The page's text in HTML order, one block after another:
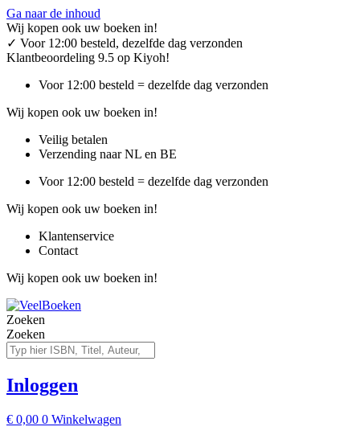
Ga naar de inhoud
Wij kopen ook uw boeken in!
✓ Voor 12:00 besteld, dezelfde dag verzonden
Klantbeoordeling 9.5 op Kiyoh!
Voor 12:00 besteld = dezelfde dag verzonden
Wij kopen ook uw boeken in!
Veilig betalen
Verzending naar NL en BE
Voor 12:00 besteld = dezelfde dag verzonden
Wij kopen ook uw boeken in!
Klantenservice
Contact
Wij kopen ook uw boeken in!
Zoeken
Zoeken
Inloggen
€ 0,00 0 Winkelwagen